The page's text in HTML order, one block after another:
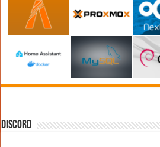
DISCORD